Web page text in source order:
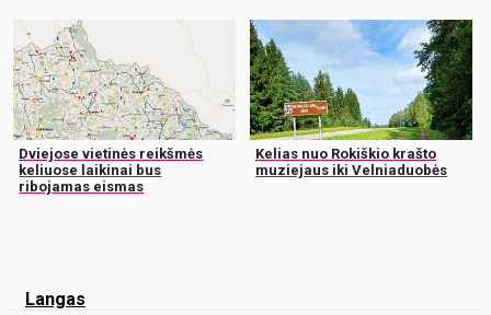
Dviejose vietinės reikšmės
keliuose laikinai bus
ribojamas eismas
Kelias nuo Rokiškio krašto
muziejaus iki Velniaduobės
Langas